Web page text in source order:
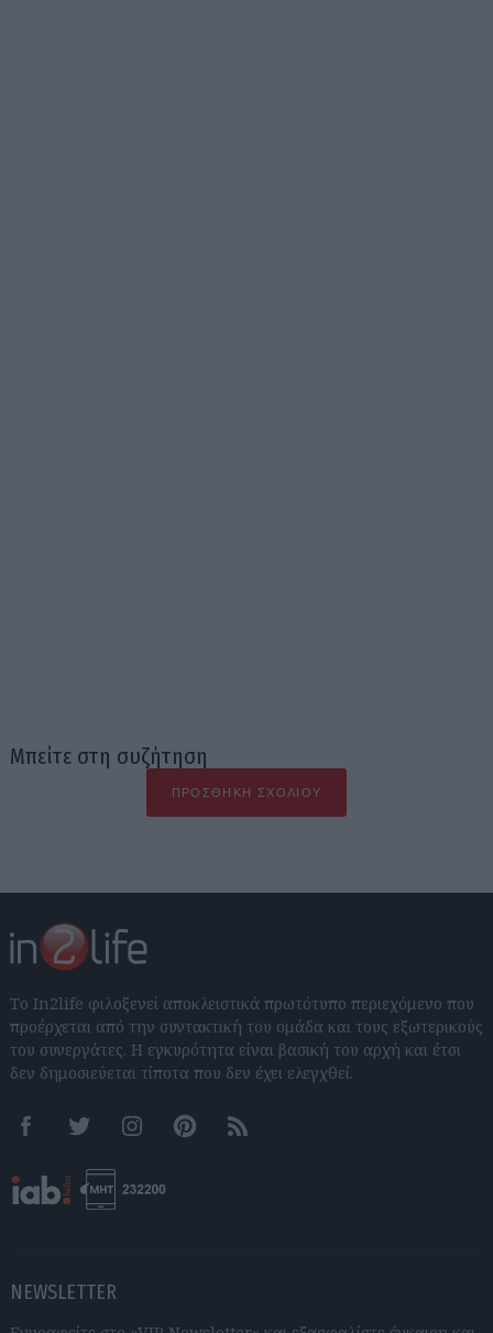
Μπείτε στη συζήτηση
ΠΡΟΣΘΉΚΗ ΣΧΟΛΊΟΥ
Το In2life φιλοξενεί αποκλειστικά πρωτότυπο περιεχόμενο που
προέρχεται από την συντακτική του ομάδα και τους εξωτερικούς
του συνεργάτες. Η εγκυρότητα είναι βασική του αρχή και έτσι
δεν δημοσιεύεται τίποτα που δεν έχει ελεγχθεί.
FacebookTwitter InstagramPinterestRSS feeds
NEWSLETTER